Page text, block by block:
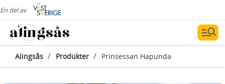
En del av
Alingsås / Produkter / Prinsessan Hapunda